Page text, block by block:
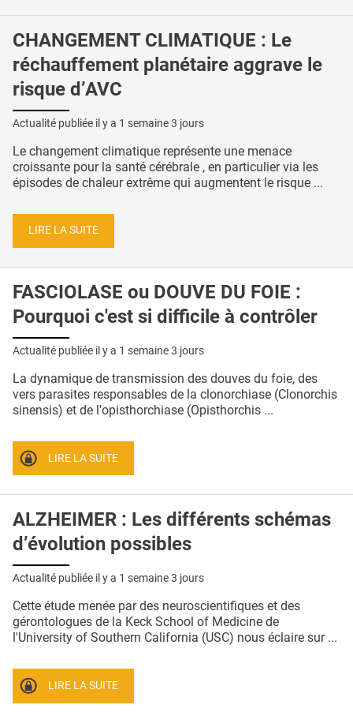
CHANGEMENT CLIMATIQUE : Le
réchauffement planétaire aggrave le
risque d’AVC
Actualité publiée il y a 1 semaine 3 jours
Le changement climatique représente une menace
croissante pour la santé cérébrale , en particulier via les
épisodes de chaleur extrême qui augmentent le risque ...
LIRE LA SUITE
FASCIOLASE ou DOUVE DU FOIE :
Pourquoi c'est si difficile à contrôler
Actualité publiée il y a 1 semaine 3 jours
La dynamique de transmission des douves du foie, des
vers parasites responsables de la clonorchiase (Clonorchis
sinensis) et de l'opisthorchiase (Opisthorchis ...
LIRE LA SUITE
ALZHEIMER : Les différents schémas
d’évolution possibles
Actualité publiée il y a 1 semaine 3 jours
Cette étude menée par des neuroscientifiques et des
gérontologues de la Keck School of Medicine de
l'University of Southern California (USC) nous éclaire sur ...
LIRE LA SUITE